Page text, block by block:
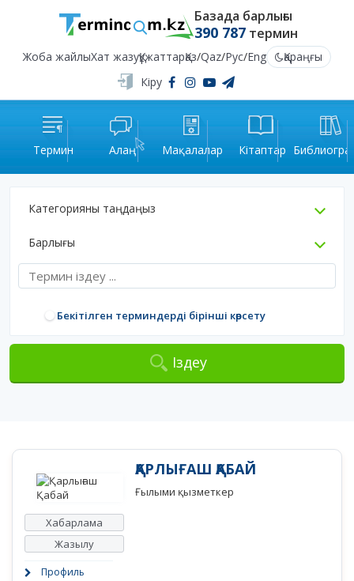
Базада барлығы
390 787термин
Жоба жайлыХат жазуҚұжаттарҚаз/Qaz/Рус/Eng
Қараңғы
Кіру
Термин Алаң Мақалалар Кітаптар
Категорияны таңдаңыз
Барлығы
Бекітілген терминдерді бірінші көрсету
Іздеу
Хабарлама
Жазылу
Профиль
ҚАРЛЫҒАШ ҚАБАЙ
Ғылыми қызметкер